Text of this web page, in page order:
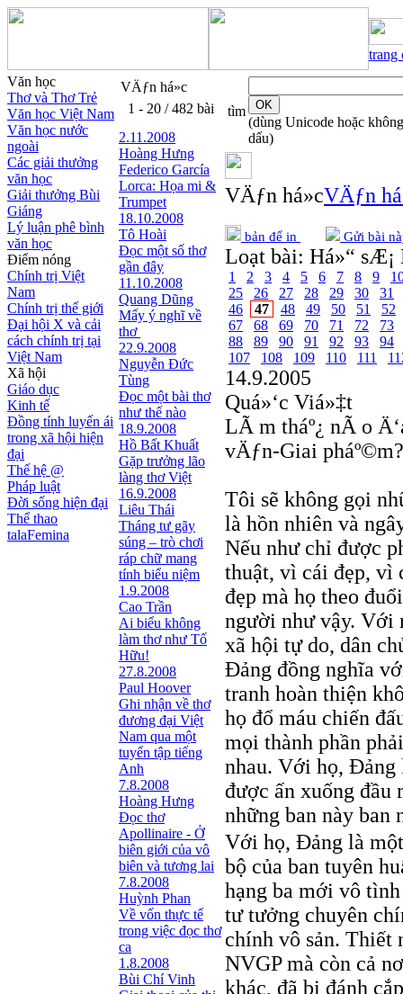
trang
Văn học
Thơ và Thơ Trẻ
Văn học Việt Nam
Văn học nước
ngoài
Các giải thưởng
văn học
Giải thưởng Bùi
Giáng
Lý luận phê bình
văn học
Điểm nóng
Chính trị Việt
Nam
Chính trị thế giới
Đại hội X và cải
cách chính trị tại
Việt Nam
Xã hội
Giáo dục
Kinh tế
Đồng tính luyến ái
trong xã hội hiện
đại
Thế hệ @
Pháp luật
Đời sống hiện đại
Thể thao
talaFemina
VÄƒn há»c
1 - 20 / 482 bài
2.11.2008
Hoàng Hưng
Federico García
Lorca: Họa mi &
Trumpet
18.10.2008
Tô Hoài
Đọc một số thơ
gần đây
11.10.2008
Quang Dũng
Mấy ý nghĩ về
thơ
22.9.2008
Nguyễn Đức
Tùng
Đọc một bài thơ
như thế nào
18.9.2008
Hồ Bất Khuất
Gặp trưởng lão
làng thơ Việt
16.9.2008
Liêu Thái
Tháng tư gãy
súng – trò chơi
ráp chữ mang
tính biểu niệm
1.9.2008
Cao Trần
Ai biểu không
làm thơ như Tố
Hữu!
27.8.2008
Paul Hoover
Ghi nhận về thơ
đương đại Việt
Nam qua một
tuyển tập tiếng
Anh
7.8.2008
Hoàng Hưng
Đọc thơ
Apollinaire - Ở
biên giới của vô
biên và tương lai
7.8.2008
Huỳnh Phan
Về vốn thực tế
trong việc đọc thơ
ca
1.8.2008
Bùi Chí Vinh
tìm
(dùng Unicode hoặc không
dấu)
VÄƒn há»cVÄƒn
bản để in Gửi bài
Loạt bài: Há»“ sÆ¡
1 2 3 4 5 6 7 8 9
25
26 27 28 29 30
31
46
47 48 49 50 51
52
67
68 69 70 71 72
73
88
89 90 91 92 93
94
107
108 109 110 111
14.9.2005
Quá»‘c Viá»‡t
LÃ m tháº¿ nÃ o
vÄƒn-Giai pháº©m?
Tôi sẽ không gọi
là hồn nhiên và
Nếu như chỉ được
thuật, vì cái đẹp, vì
đẹp mà họ theo
người như vậy. Với
xã hội tự do, dân
Đảng đồng nghĩa
tranh hoàn thiện
họ đổ máu chiến
mọi thành phần
nhau. Với họ, Đảng
được ấn xuống đầu
những ban này ban
Với họ, Đảng là
bộ của ban tuyên
hạng ba mới vô
tư tưởng chuyên
chính vô sản.
NVGP mà còn cả
khác, đã bị đánh